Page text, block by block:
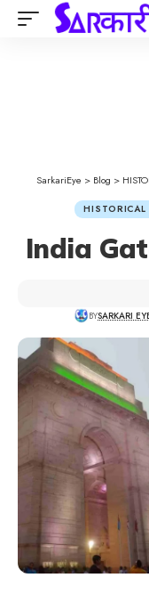
SarkariEye > Blog >
HISTORICAL
India
BYSARKARI